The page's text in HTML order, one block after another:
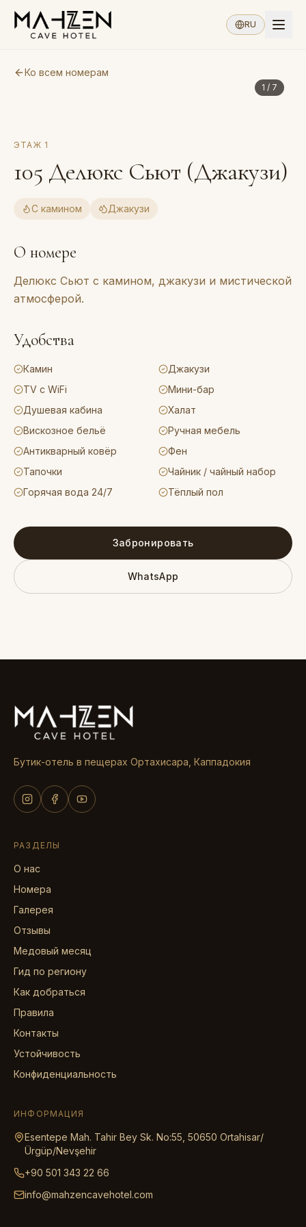
RU
Ко всем номерам
1 / 7
ЭТАЖ 1
105 Делюкс Сьют (Джакузи)
С камином Джакузи
О номере
Делюкс Сьют с камином, джакузи и мистической
атмосферой.
Удобства
Камин
Джакузи
TV с WiFi
Мини-бар
Душевая кабина
Халат
Вискозное бельё
Ручная мебель
Антикварный ковёр
Фен
Тапочки
Чайник / чайный набор
Горячая вода 24/7
Тёплый пол
Забронировать
WhatsApp
Бутик-отель в пещерах Ортахисара, Каппадокия
РАЗДЕЛЫ
О нас
Номера
Галерея
Отзывы
Медовый месяц
Гид по региону
Как добраться
Правила
Контакты
Устойчивость
Конфиденциальность
ИНФОРМАЦИЯ
Esentepe Mah. Tahir Bey Sk. No:55, 50650 Ortahisar/
Ürgüp/Nevşehir
+90 501 343 22 66
info@mahzencavehotel.com